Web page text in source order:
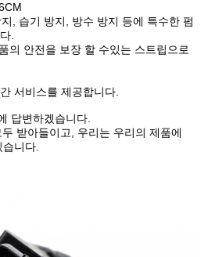
, 습기 방지, 방수 방지 등에 특수한 펌
.
의 안전을 보장 할 수있는 스트립으로
서비스를 제공합니다.
답변하겠습니다.
받아들이고, 우리는 우리의 제품에
니다.